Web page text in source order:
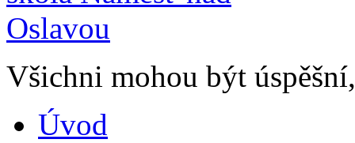
Všichni mohou být
Úvod